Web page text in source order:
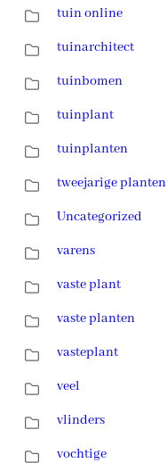
tuin online
tuinarchitect
tuinbomen
tuinplant
tuinplanten
tweejarige planten
Uncategorized
varens
vaste plant
vaste planten
vasteplant
veel
vlinders
vochtige